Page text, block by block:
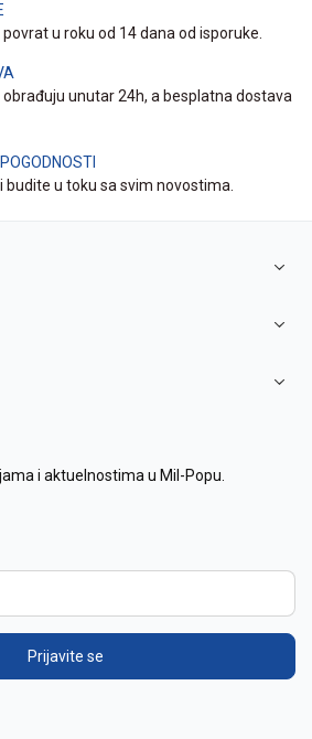
u roku od 14 dana od isporuke.
obrađuju unutar 24h, a besplatna dostava
budite u toku sa svim novostima.
i aktuelnostima u Mil-Popu.
Prijavite se